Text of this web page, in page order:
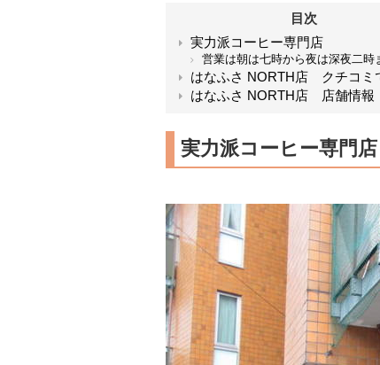
目次
実力派コーヒー専門店
営業は朝は七時から夜は深夜二時
はなふさ NORTH店 クチコミ
はなふさ NORTH店 店舗情報
実力派コーヒー専門店